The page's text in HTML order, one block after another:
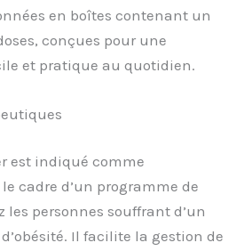
en boîtes contenant un
conçues pour une
et pratique au quotidien.
est indiqué comme
cadre d’un programme de
les personnes souffrant d’un
Il facilite la gestion de